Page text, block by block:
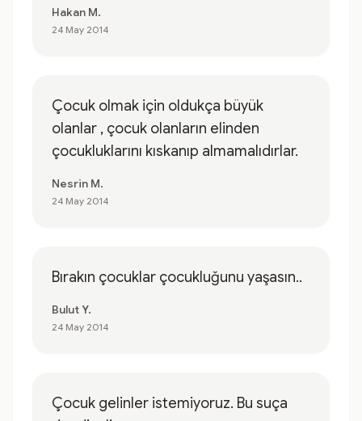
Hakan M.
24 May 2014
Çocuk olmak için oldukça büyük
olanlar , çocuk olanların elinden
çocukluklarını kıskanıp almamalıdırlar.
Nesrin M.
24 May 2014
Bırakın çocuklar çocukluğunu yaşasın..
Bulut Y.
24 May 2014
Çocuk gelinler istemiyoruz. Bu suça